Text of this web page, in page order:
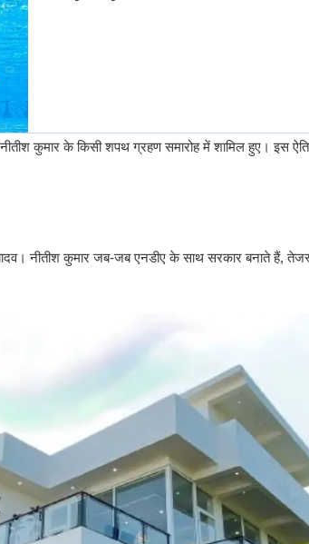
कुमार के किसी शपथ ग्रहण समारोह में शामिल हुए। इस
नीतीश कुमार जब-जब एनडीए के साथ सरकार बनाते हैं,